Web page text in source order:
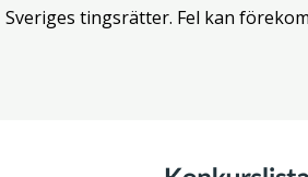
Sveriges tingsrätter. Fel kan